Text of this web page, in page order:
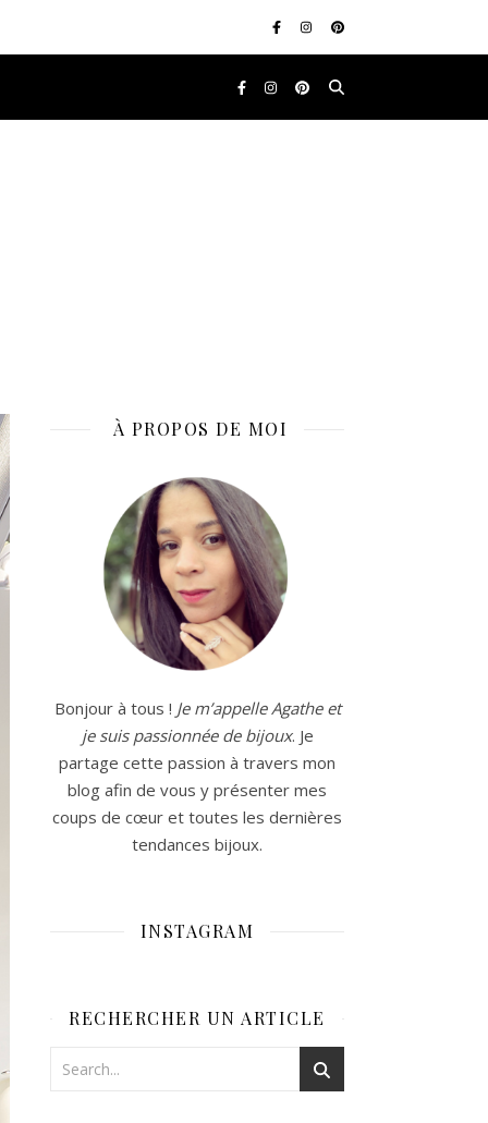
À PROPOS DE MOI
Bonjour à tous ! Je m’appelle Agathe et
je suis passionnée de bijoux. Je
partage cette passion à travers mon
blog afin de vous y présenter mes
coups de cœur et toutes les dernières
tendances bijoux.
INSTAGRAM
RECHERCHER UN ARTICLE